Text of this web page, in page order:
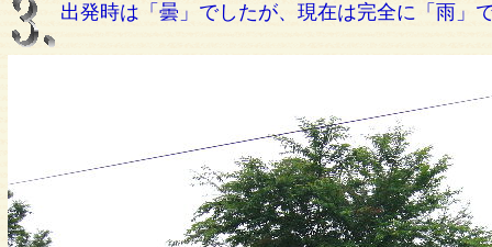
出発時は「曇」でしたが、現在は完全に「雨」